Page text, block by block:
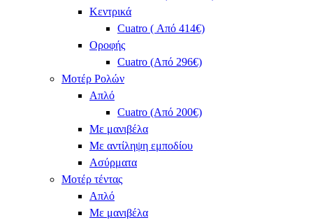
Κεντρικά
Cuatro ( Από 414€)
Οροφής
Cuatro (Από 296€)
Μοτέρ Ρολών
Απλό
Cuatro (Από 200€)
Με μανιβέλα
Με αντίληψη εμποδίου
Ασύρματα
Μοτέρ τέντας
Απλό
Με μανιβέλα